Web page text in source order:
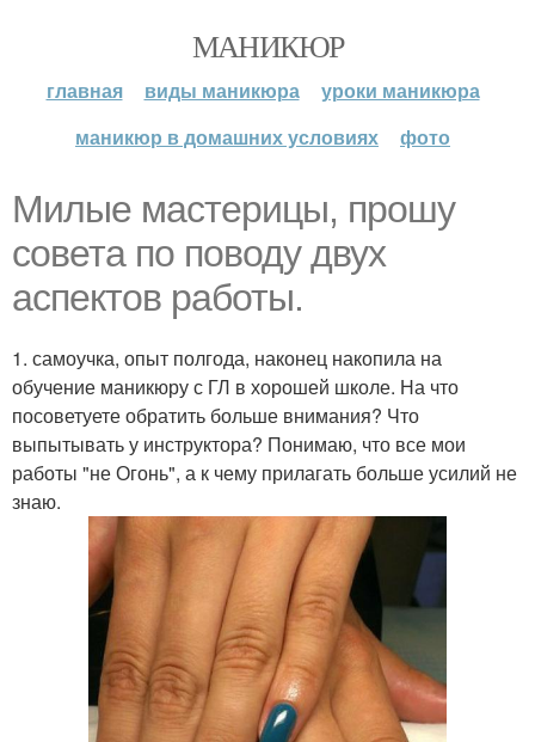
МАНИКЮР
главная виды маникюра
уроки маникюра
маникюр в домашних условиях
фото
Милые мастерицы, прошу
совета по поводу двух
аспектов работы.
1. самоучка, опыт полгода, наконец накопила на
обучение маникюру с ГЛ в хорошей школе. На что
посоветуете обратить больше внимания? Что
выпытывать у инструктора? Понимаю, что все мои
работы "не Огонь", а к чему прилагать больше усилий не
знаю.